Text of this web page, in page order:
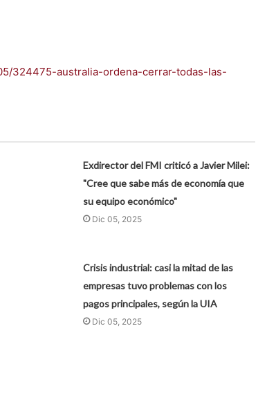
324475-australia-ordena-cerrar-todas-las-
Exdirector del FMI criticó a Javier Milei:
"Cree que sabe más de economía que
su equipo económico"
Dic 05, 2025
Crisis industrial: casi la mitad de las
empresas tuvo problemas con los
pagos principales, según la UIA
Dic 05, 2025